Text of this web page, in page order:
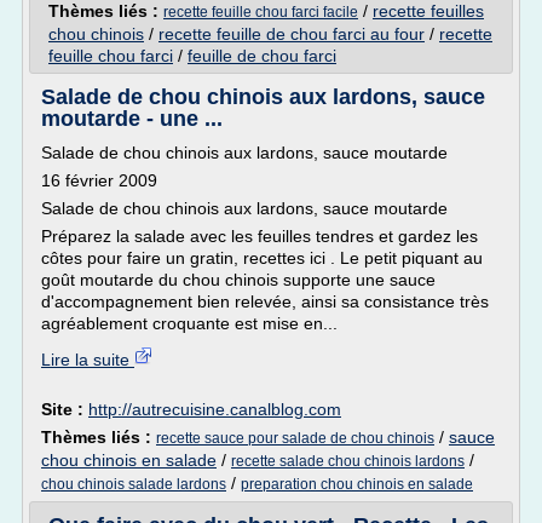
Thèmes liés : recette feuille chou farci facile / recette feuilles
chou chinois / recette feuille de chou farci au four / recette
feuille chou farci / feuille de chou farci
Salade de chou chinois aux lardons, sauce
moutarde - une ...
Salade de chou chinois aux lardons, sauce moutarde
16 février 2009
Salade de chou chinois aux lardons, sauce moutarde
Préparez la salade avec les feuilles tendres et gardez les
côtes pour faire un gratin, recettes ici . Le petit piquant au
goût moutarde du chou chinois supporte une sauce
d'accompagnement bien relevée, ainsi sa consistance très
agréablement croquante est mise en...
Lire la suite
Site : http://autrecuisine.canalblog.com
Thèmes liés : recette sauce pour salade de chou chinois / sauce
chou chinois en salade / recette salade chou chinois lardons /
chou chinois salade lardons / preparation chou chinois en salade